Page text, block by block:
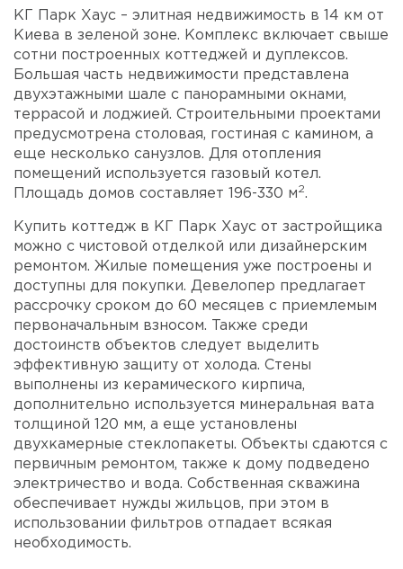
КГ Парк Хаус – элитная недвижимость в 14 км от
Киева в зеленой зоне. Комплекс включает свыше
сотни построенных коттеджей и дуплексов.
Большая часть недвижимости представлена
двухэтажными шале с панорамными окнами,
террасой и лоджией. Строительными проектами
предусмотрена столовая, гостиная с камином, а
еще несколько санузлов. Для отопления
помещений используется газовый котел.
Площадь домов составляет 196-330 м2.
Купить коттедж в КГ Парк Хаус от застройщика
можно с чистовой отделкой или дизайнерским
ремонтом. Жилые помещения уже построены и
доступны для покупки. Девелопер предлагает
рассрочку сроком до 60 месяцев с приемлемым
первоначальным взносом. Также среди
достоинств объектов следует выделить
эффективную защиту от холода. Стены
выполнены из керамического кирпича,
дополнительно используется минеральная вата
толщиной 120 мм, а еще установлены
двухкамерные стеклопакеты. Объекты сдаются с
первичным ремонтом, также к дому подведено
электричество и вода. Собственная скважина
обеспечивает нужды жильцов, при этом в
использовании фильтров отпадает всякая
необходимость.